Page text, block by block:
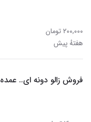
۲۰۰,۰۰۰ تومان
هفتهٔ پیش
فروش زالو دونه ای.. عمده